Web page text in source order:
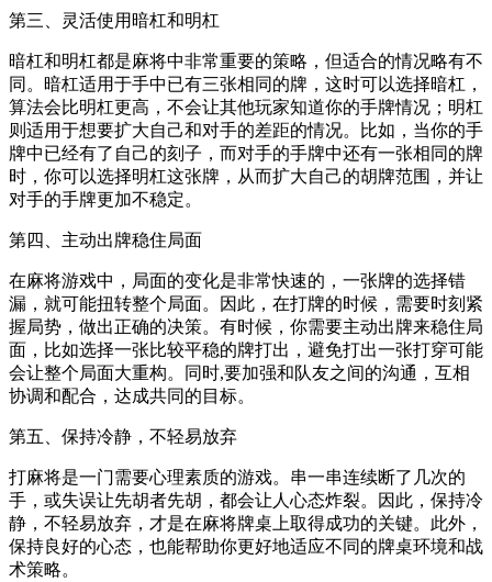
第三、灵活使用暗杠和明杠
暗杠和明杠都是麻将中非常重要的策略，但适合的情况略有不
同。暗杠适用于手中已有三张相同的牌，这时可以选择暗杠，
算法会比明杠更高，不会让其他玩家知道你的手牌情况；明杠
则适用于想要扩大自己和对手的差距的情况。比如，当你的手
牌中已经有了自己的刻子，而对手的手牌中还有一张相同的牌
时，你可以选择明杠这张牌，从而扩大自己的胡牌范围，并让
对手的手牌更加不稳定。
第四、主动出牌稳住局面
在麻将游戏中，局面的变化是非常快速的，一张牌的选择错
漏，就可能扭转整个局面。因此，在打牌的时候，需要时刻紧
握局势，做出正确的决策。有时候，你需要主动出牌来稳住局
面，比如选择一张比较平稳的牌打出，避免打出一张打穿可能
会让整个局面大重构。同时,要加强和队友之间的沟通，互相
协调和配合，达成共同的目标。
第五、保持冷静，不轻易放弃
打麻将是一门需要心理素质的游戏。串一串连续断了几次的
手，或失误让先胡者先胡，都会让人心态炸裂。因此，保持冷
静，不轻易放弃，才是在麻将牌桌上取得成功的关键。此外，
保持良好的心态，也能帮助你更好地适应不同的牌桌环境和战
术策略。